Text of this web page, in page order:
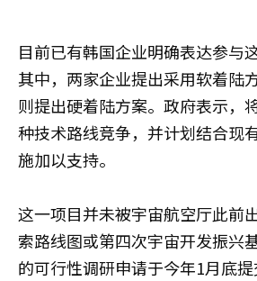
目前已有韩国企业明确表达参与
其中，两家企业提出采用软着陆
则提出硬着陆方案。政府表示，
种技术路线竞争，并计划结合现
施加以支持。
这一项目并未被宇宙航空厅此前
索路线图或第四次宇宙开发振兴
的可行性调研申请于今年1月底